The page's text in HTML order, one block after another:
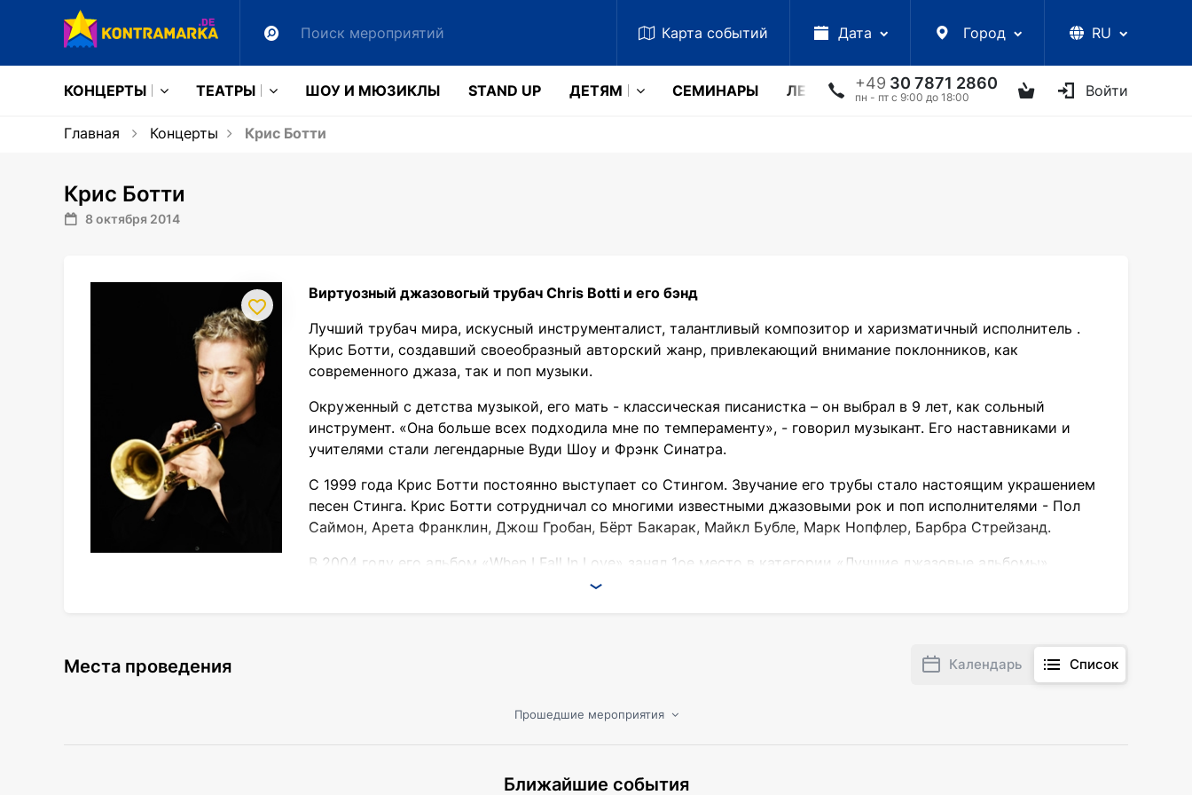
Карта событий Дата Город RU
+49 30 7871 2860
пн - пт с 9:00 до 18:00 Войти
КОНЦЕРТЫ ТЕАТРЫ ШОУ И МЮЗИКЛЫ STAND UP ДЕТЯМ CЕМИНАРЫ ЛЕКЦИИ УКРАИНСКИЕ АРТИСТЫ ДРУГОЕ
Главная Концерты Крис Ботти
Крис Ботти
8 октября 2014
Виртуозный джазовогый трубач Chris Botti и его бэнд
Лучший трубач мира, искусный инструменталист, талантливый композитор и харизматичный исполнитель .
Крис Ботти, создавший своеобразный авторский жанр, привлекающий внимание поклонников, как
современного джаза, так и поп музыки.
Окруженный с детства музыкой, его мать - классическая писанистка – он выбрал в 9 лет, как сольный
инструмент. «Она больше всех подходила мне по темпераменту», - говорил музыкант. Его наставниками и
учителями стали легендарные Вуди Шоу и Фрэнк Синатра.
С 1999 года Крис Ботти постоянно выступает со Стингом. Звучание его трубы стало настоящим украшением
песен Стинга. Крис Ботти сотрудничал со многими известными джазовыми рок и поп исполнителями - Пол
Саймон, Арета Франклин, Джош Гробан, Бёрт Бакарак, Майкл Бубле, Марк Нопфлер, Барбра Стрейзанд.
В 2004 году его альбом «When I Fall In Love» занял 1ое место в категории «Лучшие джазовые альбомы».
Ботти четыре раза номинировался на премию Грэмми.
Благодаря фирменной утонченной атмосфере и вдумчивой импровизации, Ботти достиг успеха у критиков и слушателей со своими
Начало рассылки запланировано на середину августа
Места проведения Календарь Список
Прошедшие мероприятия
Ближайшие события